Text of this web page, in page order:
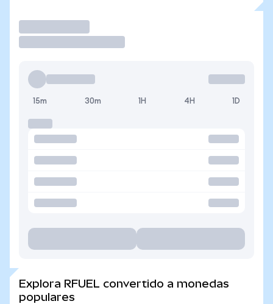
15m 30m 1H 4H 1D
Explora RFUEL convertido a monedas
populares